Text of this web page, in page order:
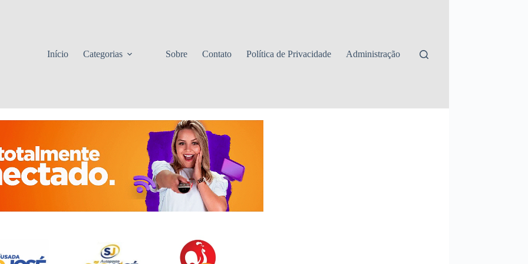
Início
Categorias Sobre Contato Política de Privacidade Administração